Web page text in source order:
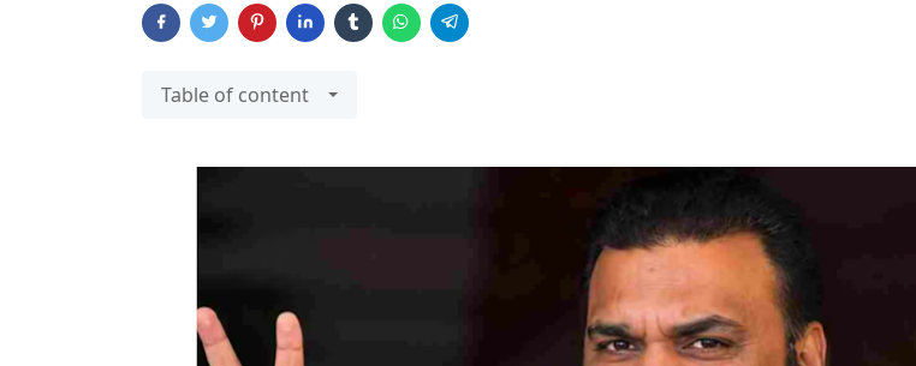
Table of content